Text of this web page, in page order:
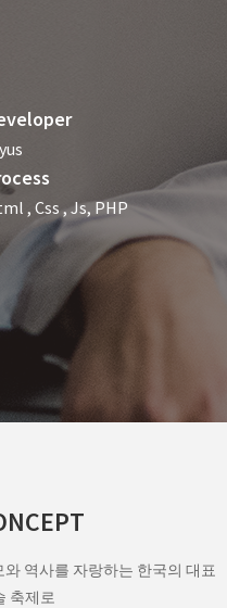
, Css , Js, PHP
역사를 자랑하는 한국의 대표
축제로